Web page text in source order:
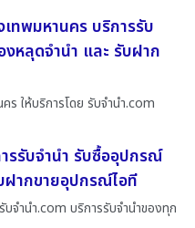
เทพมหานคร บริการรับ
หลุดจำนำ และ รับฝาก
ร ให้บริการโดย รับจํานํา.com
รรับจำนำ รับซื้ออุปกรณ์
ฝากขายอุปกรณ์ไอที
จํานํา.com บริการรับจำนำของทุก